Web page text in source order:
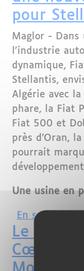
pour
Maglor - Dans
l'industrie
dynamique,
Stellantis,
Algérie avec
phare, la Fiat
Fiat 500 et
près d'Oran,
pourrait
Une usine en
En savoir plus
Le Maroc
Cœur de